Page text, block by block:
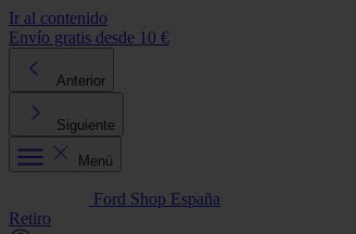
Ir al contenido
Envío gratis desde 10 €
Anterior
Siguiente
Menú
Ford Shop España
Retiro